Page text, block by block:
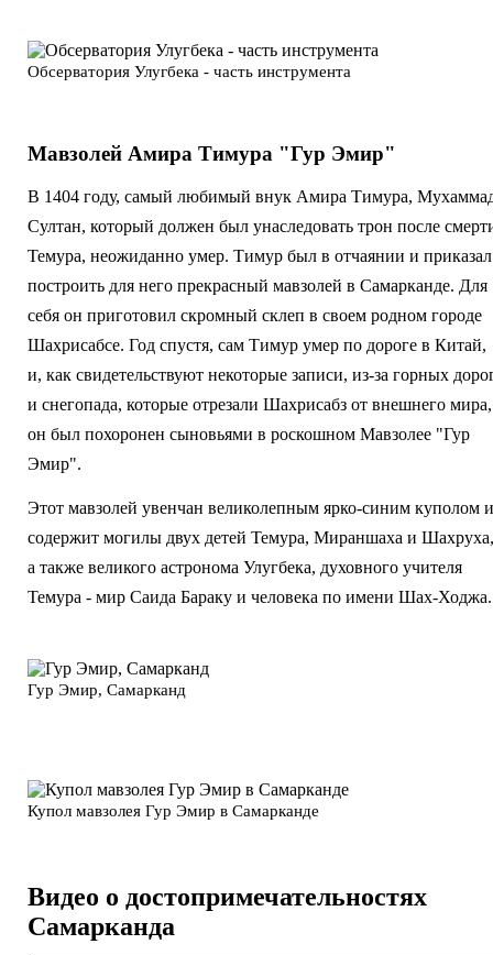
Обсерватория Улугбека - часть инструмента
Мавзолей Амира Тимура "Гур Эмир"
В 1404 году, самый любимый внук Амира Тимура,
Султан, который должен был унаследовать трон после
Темура, неожиданно умер. Тимур был в отчаянии и приказал
построить для него прекрасный мавзолей в Самарканде. Для
себя он приготовил скромный склеп в своем родном городе
Шахрисабсе. Год спустя, сам Тимур умер по дороге в Китай,
и, как свидетельствуют некоторые записи, из-за горных
и снегопада, которые отрезали Шахрисабз от внешнего мира,
он был похоронен сыновьями в роскошном Мавзолее "Гур
Эмир".
Этот мавзолей увенчан великолепным ярко-синим куполом и
содержит могилы двух детей Темура, Мираншаха и Шахруха,
а также великого астронома Улугбека, духовного учителя
Темура - мир Саида Бараку и человека по имени Шах-Ходжа.
Гур Эмир, Самарканд
Купол мавзолея Гур Эмир в Самарканде
Видео о достопримечательностях
Самарканда